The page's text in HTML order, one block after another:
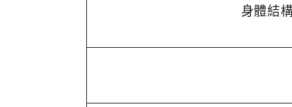
身體結